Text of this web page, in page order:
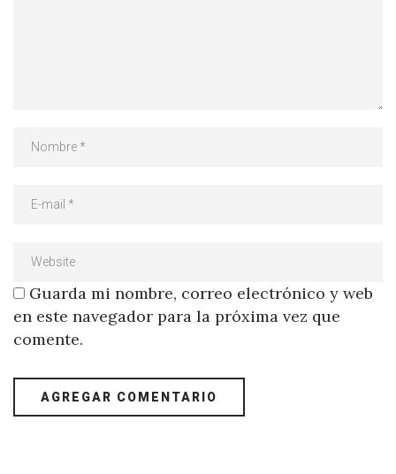
Guarda mi nombre, correo electrónico y web
en este navegador para la próxima vez que
comente.